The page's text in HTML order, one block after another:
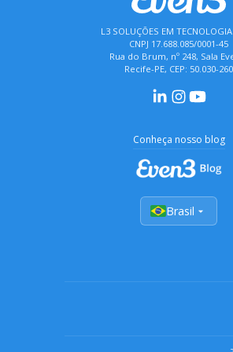
L3 SOLUÇÕES EM
CNPJ 17.688.085/0001-45
Rua do Brum, nº 248, Sala
Recife-PE, CEP: 50.030-260
Conheça nosso blog
Brasil